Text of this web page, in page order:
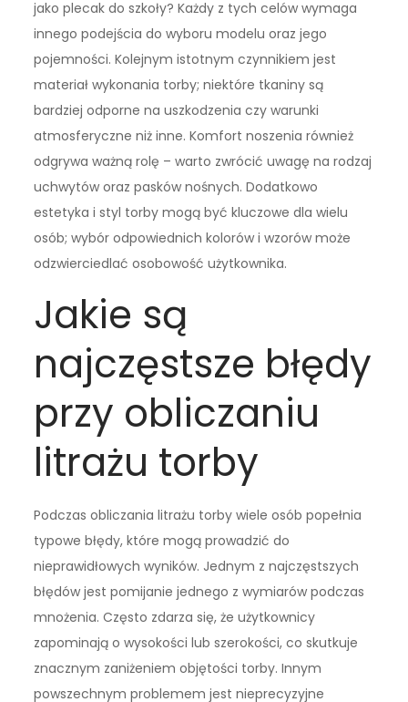
jako plecak do szkoły? Każdy z tych celów wymaga
innego podejścia do wyboru modelu oraz jego
pojemności. Kolejnym istotnym czynnikiem jest
materiał wykonania torby; niektóre tkaniny są
bardziej odporne na uszkodzenia czy warunki
atmosferyczne niż inne. Komfort noszenia również
odgrywa ważną rolę – warto zwrócić uwagę na rodzaj
uchwytów oraz pasków nośnych. Dodatkowo
estetyka i styl torby mogą być kluczowe dla wielu
osób; wybór odpowiednich kolorów i wzorów może
odzwierciedlać osobowość użytkownika.
Jakie są
najczęstsze błędy
przy obliczaniu
litrażu torby
Podczas obliczania litrażu torby wiele osób popełnia
typowe błędy, które mogą prowadzić do
nieprawidłowych wyników. Jednym z najczęstszych
błędów jest pomijanie jednego z wymiarów podczas
mnożenia. Często zdarza się, że użytkownicy
zapominają o wysokości lub szerokości, co skutkuje
znacznym zaniżeniem objętości torby. Innym
powszechnym problemem jest nieprecyzyjne